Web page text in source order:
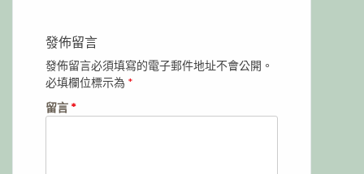
發佈留言
發佈留言必須填寫的電子郵件地址不會公開。
必填欄位標示為 *
留言 *